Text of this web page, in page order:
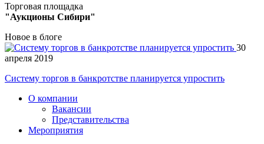
Торговая площадка
"Аукционы Сибири"
Новое в блоге
30
апреля 2019
Систему торгов в банкротстве планируется упростить
О компании
Вакансии
Представительства
Мероприятия